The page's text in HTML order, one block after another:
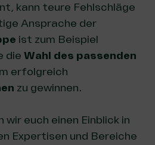
kann teure Fehlschläge
Ansprache der
ist zum Beispiel
die Wahl des passenden
erfolgreich
zu gewinnen.
wir euch einen Einblick in
Expertisen und Bereiche